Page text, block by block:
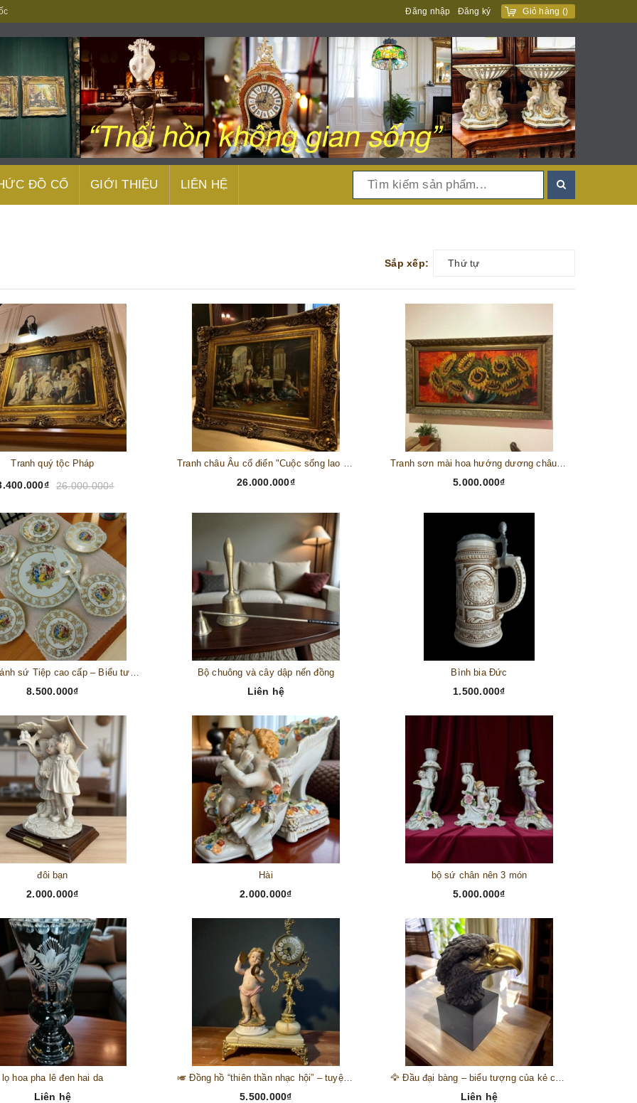
Đăng nhập Đăng ký Giỏ hàng ()
ĐỒ CỔ GIỚI THIỆU LIÊN HỆ
Sắp xếp: Thứ tự
Tranh quý tộc Pháp
26.000.000₫ 26.000.000₫ 5.000.000₫
8.500.000₫
Bộ chuông và cây dập nến đồng
Liên hệ
Bình bia Đức
1.500.000₫
đôi bạn
2.000.000₫
Hài
2.000.000₫
bộ sứ chân nên 3 món
5.000.000₫
lọ hoa pha lê đen hai da
Liên hệ
🎺 Đồng hồ “thiên thần nhạc hội” – tuyệt mỹ phẩm trang trí phong cách hoàng gia 🎼
5.500.000₫ Liên hệ